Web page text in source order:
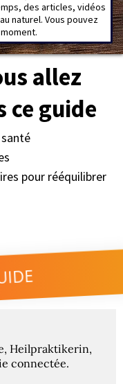
des articles, vidéos
naturel. Vous pouvez
allez
ce guide
pour rééquilibrer
Heilpraktikerin,
connectée.